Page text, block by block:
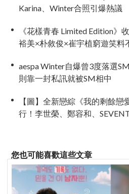
Karina、Winter合照引爆熱議
《花樣青春 Limited Edition》
裕美×朴敘俊×崔宇植窮遊笑料
aespa Winter自爆曾3度落選
則靠一封私訊就被SM相中
【圖】全新戀綜《我的剩餘戀
行！李世榮、鄭容和、
您也可能喜歡這些文章